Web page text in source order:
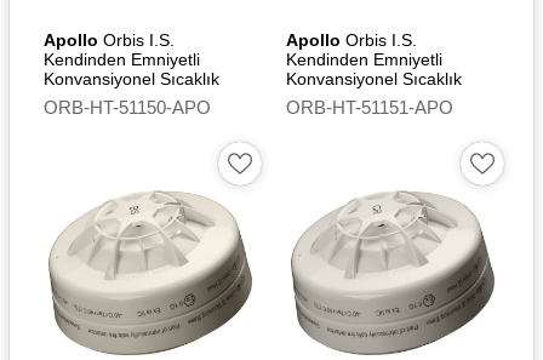
Apollo Orbis I.S.
Kendinden Emniyetli
Konvansiyonel Sıcaklık
Dedektörü (BR) - Flashing
Led
ORB-HT-51150-APO
Apollo Orbis I.S.
Kendinden Emniyetli
Konvansiyonel Sıcaklık
Dedektörü (BS)
ORB-HT-51151-APO